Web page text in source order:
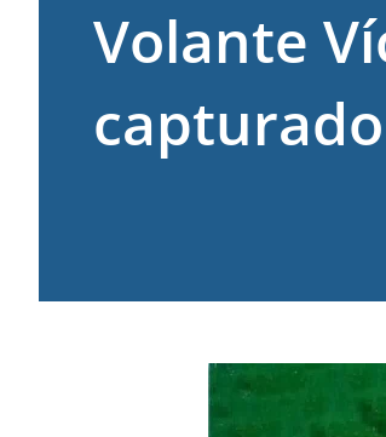
Volante
capturado